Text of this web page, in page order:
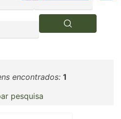
encontrados: 1
pesquisa